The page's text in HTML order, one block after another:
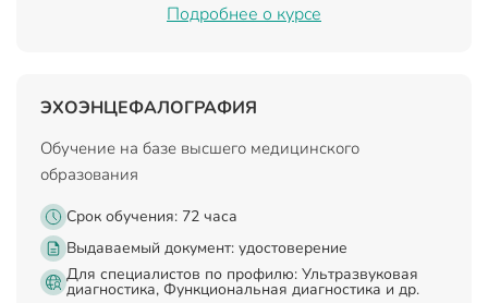
Подробнее о курсе
ЭХОЭНЦЕФАЛОГРАФИЯ
Обучение на базе высшего медицинского
образования
Срок обучения: 72 часа
Выдаваемый документ: удостоверение
Для специалистов по профилю: Ультразвуковая
диагностика, Функциональная диагностика и др.